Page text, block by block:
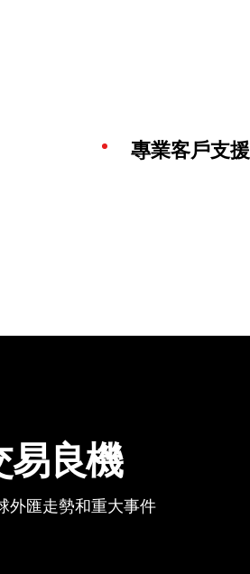
專業客戶支援
易良機
外匯走勢和重大事件